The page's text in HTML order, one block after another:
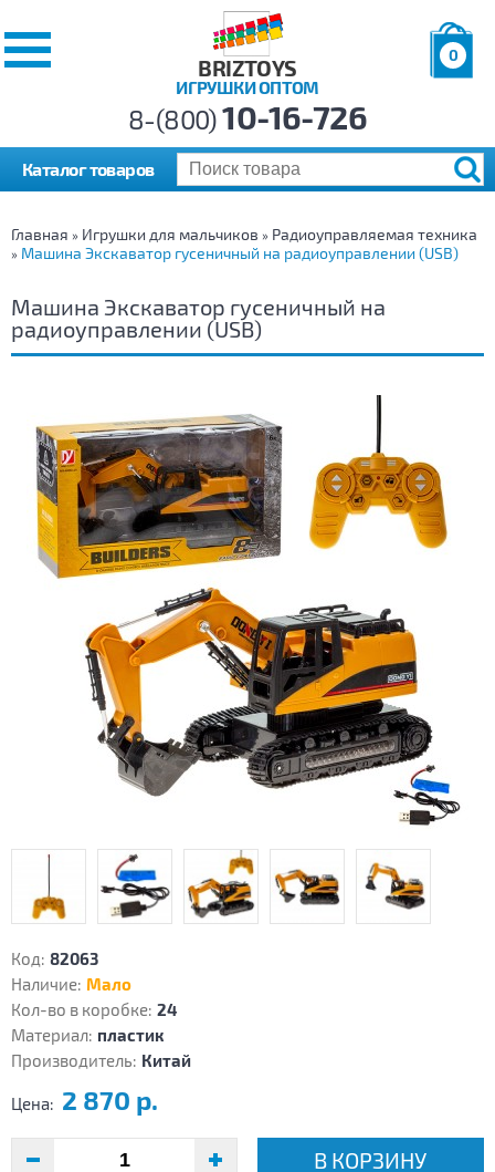
BRIZTOYS
ИГРУШКИ ОПТОМ
0
р.
8-(800)10-16-726
Каталог товаров
Главная » Игрушки для мальчиков » Радиоуправляемая техника
» Машина Экскаватор гусеничный на радиоуправлении (USB)
Машина Экскаватор гусеничный на
радиоуправлении (USB)
Код: 82063
Наличие: Мало
Кол-во в коробке: 24
Материал: пластик
Производитель: Китай
Цена: 2 870 р.
В КОРЗИНУ